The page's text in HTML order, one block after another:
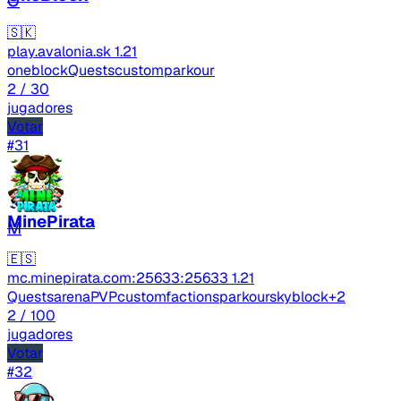
🇸🇰
play.avalonia.sk1.21
oneblockQuestscustomparkour
2 / 30
jugadores
Votar
#31
M
MinePirata
🇪🇸
mc.minepirata.com:25633:25633 1.21
QuestsarenaPVPcustomfactionsparkourskyblock+2
2 / 100
jugadores
Votar
#32